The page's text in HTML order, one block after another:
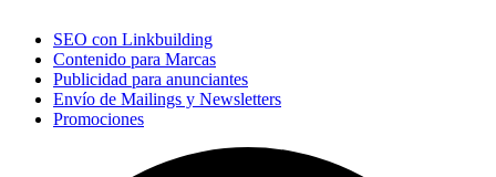
SEO con Linkbuilding
Contenido para Marcas
Publicidad para anunciantes
Envío de Mailings y Newsletters
Promociones